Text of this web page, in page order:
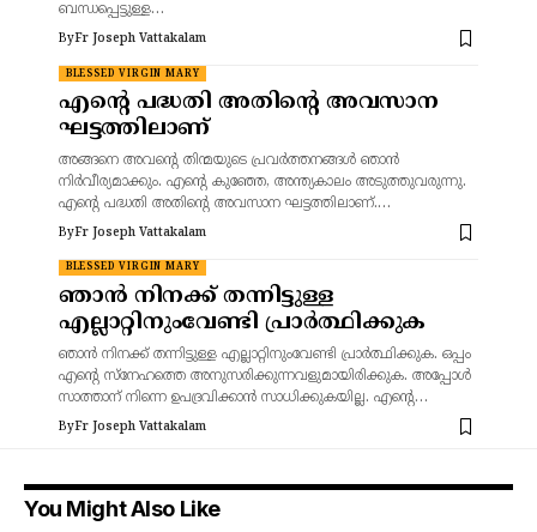
ബന്ധപ്പെട്ടുള്ള…
ByFr Joseph Vattakalam
BLESSED VIRGIN MARY
എന്റെ പദ്ധതി അതിന്റെ അവസാന
ഘട്ടത്തിലാണ്
അങ്ങനെ അവന്റെ തിന്മയുടെ പ്രവർത്തനങ്ങൾ ഞാൻ
നിർവീര്യമാക്കും. എന്റെ കുഞ്ഞേ, അന്ത്യകാലം അടുത്തുവരുന്നു.
എന്റെ പദ്ധതി അതിന്റെ അവസാന ഘട്ടത്തിലാണ്.…
ByFr Joseph Vattakalam
BLESSED VIRGIN MARY
ഞാൻ നിനക്ക് തന്നിട്ടുള്ള
എല്ലാറ്റിനുംവേണ്ടി പ്രാർത്ഥിക്കുക
ഞാൻ നിനക്ക് തന്നിട്ടുള്ള എല്ലാറ്റിനുംവേണ്ടി പ്രാർത്ഥിക്കുക. ഒപ്പം
എന്റെ സ്നേഹത്തെ അനുസരിക്കുന്നവളുമായിരിക്കുക. അപ്പോൾ
സാത്താന് നിന്നെ ഉപദ്രവിക്കാൻ സാധിക്കുകയില്ല. എന്റെ…
ByFr Joseph Vattakalam
You Might Also Like